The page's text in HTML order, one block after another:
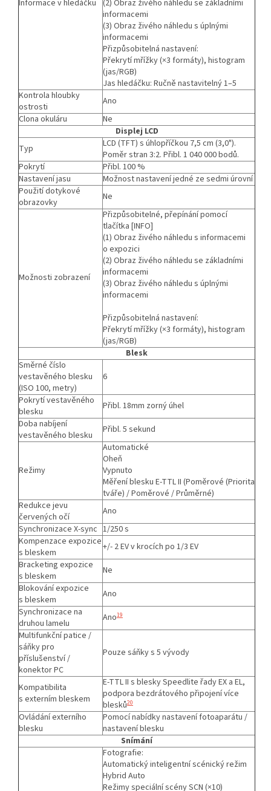
Informace v hledáčku (2) Obraz živého náhledu se základními
informacemi
(3) Obraz živého náhledu s úplnými
informacemi
Přizpůsobitelná nastavení:
Překrytí mřížky (×3 formáty), histogram
(jas/RGB)
Jas hledáčku: Ručně nastavitelný 1–5
Kontrola hloubky
ostrosti
Ano
Clona okuláru
Ne
Displej LCD
Typ
LCD (TFT) s úhlopříčkou 7,5 cm (3,0").
Poměr stran 3:2. Přibl. 1 040 000 bodů.
Pokrytí
Přibl. 100 %
Nastavení jasu
Možnost nastavení jedné ze sedmi úrovní
Použití dotykové
obrazovky
Ne
Možnosti zobrazení
Přizpůsobitelné, přepínání pomocí
tlačítka [INFO]
(1) Obraz živého náhledu s informacemi
o expozici
(2) Obraz živého náhledu se základními
informacemi
(3) Obraz živého náhledu s úplnými
informacemi
Přizpůsobitelná nastavení:
Překrytí mřížky (×3 formáty), histogram
(jas/RGB)
Blesk
Směrné číslo
vestavěného blesku
(ISO 100, metry)
6
Pokrytí vestavěného
blesku
Přibl. 18mm zorný úhel
Doba nabíjení
vestavěného blesku
Přibl. 5 sekund
Režimy
Automatické
Oheň
Vypnuto
Měření blesku E-TTL II (Poměrové (Priorita
tváře) / Poměrové / Průměrné)
Redukce jevu
červených očí
Ano
Synchronizace X-sync 1/250 s
Kompenzace expozice
s bleskem
+/- 2 EV v krocích po 1/3 EV
Bracketing expozice
s bleskem
Ne
Blokování expozice
s bleskem
Ano
Synchronizace na
druhou lamelu
Ano19
Multifunkční patice /
sáňky pro
příslušenství /
konektor PC
Pouze sáňky s 5 vývody
Kompatibilita
s externím bleskem
E-TTL II s blesky Speedlite řady EX a EL,
podpora bezdrátového připojení více
blesků20
Ovládání externího
blesku
Pomocí nabídky nastavení fotoaparátu /
nastavení blesku
Snímání
Fotografie:
Automatický inteligentní scénický režim
Hybrid Auto
Režimy speciální scény SCN (×10)